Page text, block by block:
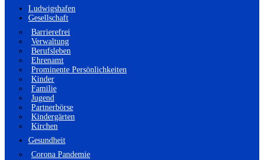
Ludwigshafen
Gesellschaft
Barrierefrei
Verwaltung
Berufsleben
Ehrenamt
Prominente Persönlichkeiten
Kinder
Familie
Jugend
Partnerbörse
Kindergärten
Kirchen
Gesundheit
Corona Pandemie